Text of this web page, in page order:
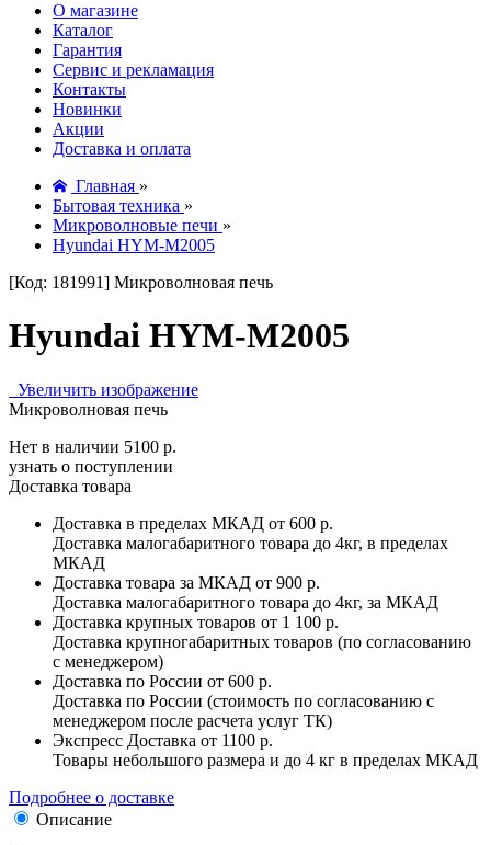
О магазине
Каталог
Гарантия
Сервис и рекламация
Контакты
Новинки
Акции
Доставка и оплата
Главная »
Бытовая техника »
Микроволновые печи »
Hyundai HYM-M2005
[Код: 181991] Микроволновая печь
Hyundai HYM-M2005
Увеличить изображение
Микроволновая печь
Нет в наличии 5100 р.
узнать о поступлении
Доставка товара
Доставка в пределах МКАД от 600 р.
Доставка малогабаритного товара до 4кг, в пределах
МКАД
Доставка товара за МКАД от 900 р.
Доставка малогабаритного товара до 4кг, за МКАД
Доставка крупных товаров от 1 100 р.
Доставка крупногабаритных товаров (по согласованию
с менеджером)
Доставка по России от 600 р.
Доставка по России (стоимость по согласованию с
менеджером после расчета услуг ТК)
Экспресс Доставка от 1100 р.
Товары небольшого размера и до 4 кг в пределах МКАД
Подробнее о доставке
Описание